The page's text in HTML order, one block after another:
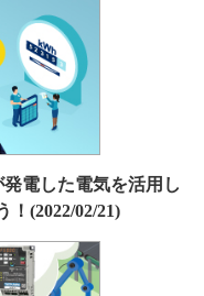
電した電気を活用し
！(2022/02/21)